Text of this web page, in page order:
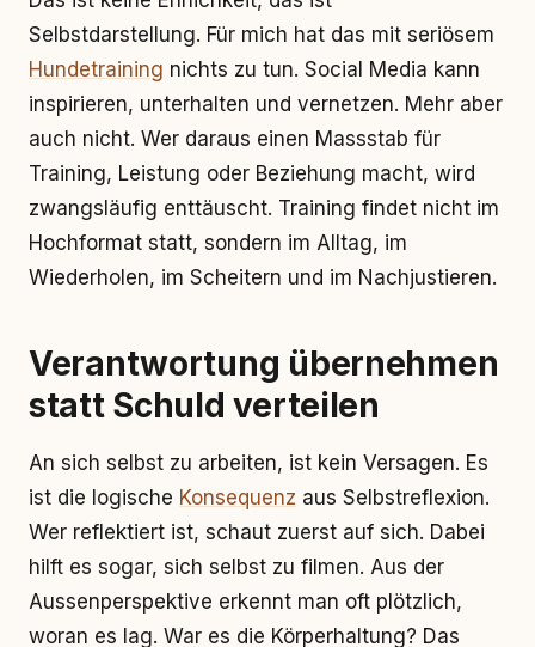
Selbstdarstellung. Für mich hat das mit seriösem
Hundetraining nichts zu tun. Social Media kann
inspirieren, unterhalten und vernetzen. Mehr aber
auch nicht. Wer daraus einen Massstab für
Training, Leistung oder Beziehung macht, wird
zwangsläufig enttäuscht. Training findet nicht im
Hochformat statt, sondern im Alltag, im
Wiederholen, im Scheitern und im Nachjustieren.
Verantwortung übernehmen
statt Schuld verteilen
An sich selbst zu arbeiten, ist kein Versagen. Es
ist die logische Konsequenz aus Selbstreflexion.
Wer reflektiert ist, schaut zuerst auf sich. Dabei
hilft es sogar, sich selbst zu filmen. Aus der
Aussenperspektive erkennt man oft plötzlich,
woran es lag. War es die Körperhaltung? Das